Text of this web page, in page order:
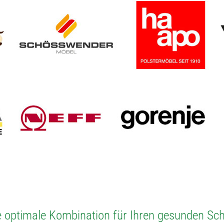
optimale Kombination für Ihren gesunden